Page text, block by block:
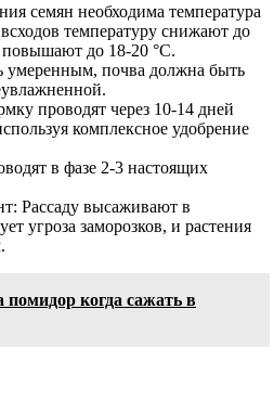
семян необходима температура
температуру снижают до
повышают до 18-20 °C.
почва должна быть
проводят через 10-14 дней
комплексное удобрение
в фазе 2-3 настоящих
Рассаду высаживают в
угроза заморозков, и растения
помидор когда сажать в